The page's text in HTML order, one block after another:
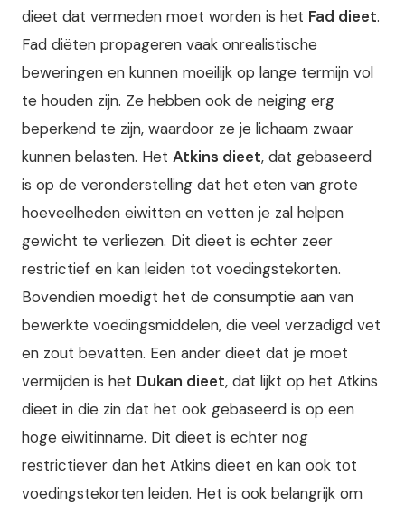
dieet dat vermeden moet worden is het Fad dieet.
Fad diëten propageren vaak onrealistische
beweringen en kunnen moeilijk op lange termijn vol
te houden zijn. Ze hebben ook de neiging erg
beperkend te zijn, waardoor ze je lichaam zwaar
kunnen belasten. Het Atkins dieet, dat gebaseerd
is op de veronderstelling dat het eten van grote
hoeveelheden eiwitten en vetten je zal helpen
gewicht te verliezen. Dit dieet is echter zeer
restrictief en kan leiden tot voedingstekorten.
Bovendien moedigt het de consumptie aan van
bewerkte voedingsmiddelen, die veel verzadigd vet
en zout bevatten. Een ander dieet dat je moet
vermijden is het Dukan dieet, dat lijkt op het Atkins
dieet in die zin dat het ook gebaseerd is op een
hoge eiwitinname. Dit dieet is echter nog
restrictiever dan het Atkins dieet en kan ook tot
voedingstekorten leiden. Het is ook belangrijk om